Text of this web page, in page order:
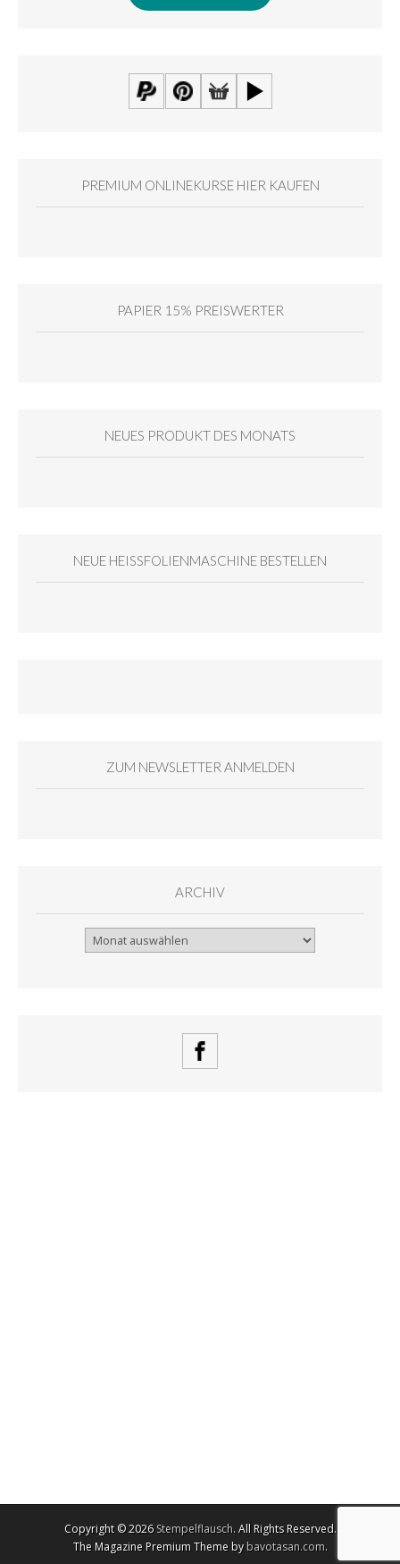
PREMIUM ONLINEKURSE HIER KAUFEN
PAPIER 15% PREISWERTER
NEUES PRODUKT DES MONATS
NEUE HEISSFOLIENMASCHINE BESTELLEN
ZUM NEWSLETTER ANMELDEN
ARCHIV
Archiv
Copyright © 2026Stempelflausch. All Rights Reserved.
The Magazine Premium Theme bybavotasan.com.